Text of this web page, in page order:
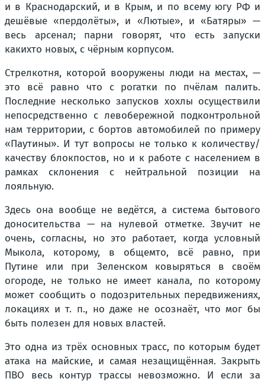
и в Краснодарский, и в Крым, и по всему югу РФ и
дешёвые «пердолёты», и «Лютые», и «Батяры» —
весь арсенал; парни говорят, что есть запуски
какихто новых, с чёрным корпусом.
Стрелкотня, которой вооружены люди на местах, —
это всё равно что с рогатки по пчёлам палить.
Последние несколько запусков хохлы осуществили
непосредственно с левобережной подконтрольной
нам территории, с бортов автомобилей по примеру
«Паутины». И тут вопросы не только к количеству/
качеству блокпостов, но и к работе с населением в
рамках склонения с нейтральной позиции на
лояльную.
Здесь она вообще не ведётся, а система бытового
доносительства — на нулевой отметке. Звучит не
очень, согласны, но это работает, когда условный
Мыкола, которому, в общемто, всё равно, при
Путине или при Зеленском ковыряться в своём
огороде, не только не имеет канала, по которому
может сообщить о подозрительных передвижениях,
локациях и т. п., но даже не осознаёт, что мог бы
быть полезен для новых властей.
Это одна из трёх основных трасс, по которым будет
атака на майские, и самая незащищённая. Закрыть
ПВО весь контур трассы невозможно. И если за